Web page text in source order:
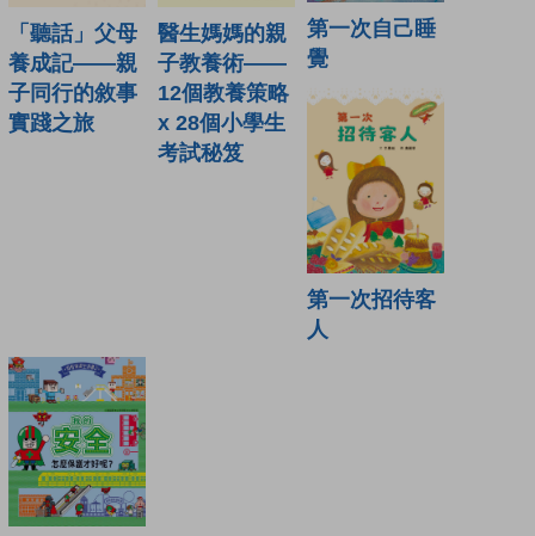
「聽話」父母
養成記——親
子同行的敘事
實踐之旅
醫生媽媽的親
子教養術——
12個教養策略
x 28個小學生
考試秘笈
第一次自己睡
覺
第一次招待客
人